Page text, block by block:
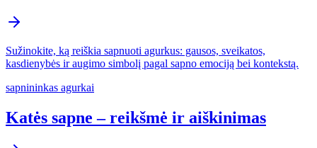
Sužinokite, ką reiškia sapnuoti agurkus: gausos, sveikatos,
kasdienybės ir augimo simbolį pagal sapno emociją bei kontekstą.
sapnininkas agurkai
Katės sapne – reikšmė ir aiškinimas